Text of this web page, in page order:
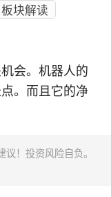
板块解读
会。机器人的
。而且它的净
！投资风险自负。